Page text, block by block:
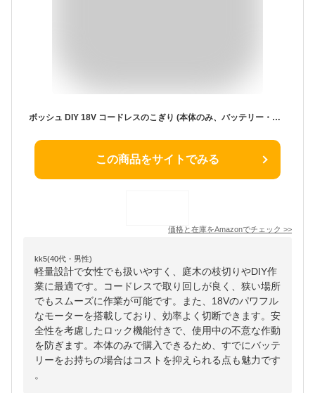
ボッシュ DIY 18V コードレスのこぎり (本体のみ、バッテリー・充電器別売り) KEO118H グリーン
この商品をサイトでみる
価格と在庫をAmazonでチェック >>
kk5(40代・男性)
軽量設計で女性でも扱いやすく、庭木の枝切りやDIY作
業に最適です。コードレスで取り回しが良く、狭い場所
でもスムーズに作業が可能です。また、18Vのパワフル
なモーターを搭載しており、効率よく切断できます。安
全性を考慮したロック機能付きで、使用中の不意な作動
を防ぎます。本体のみで購入できるため、すでにバッテ
リーをお持ちの場合はコストを抑えられる点も魅力です
。